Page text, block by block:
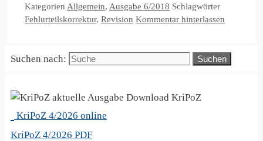
Kategorien Allgemein, Ausgabe 6/2018 Schlagwörter
Fehlurteilskorrektur, Revision Kommentar hinterlassen
Suchen nach:
KriPoZ
KriPoZ 4/2026 online
KriPoZ 4/2026 PDF